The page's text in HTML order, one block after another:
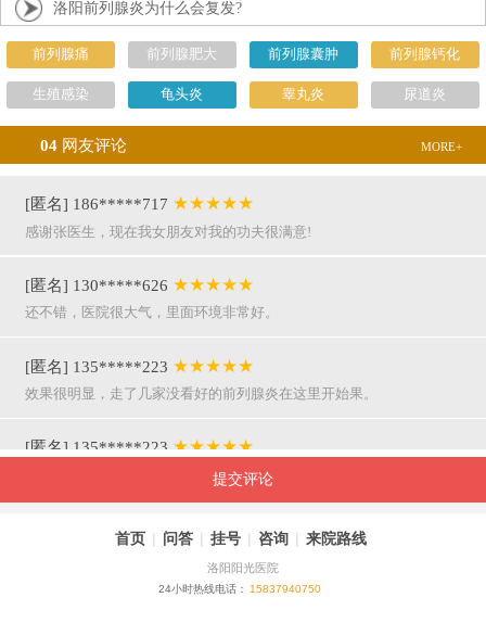
洛阳前列腺炎为什么会复发?
前列腺痛 前列腺肥大 前列腺囊肿 前列腺钙化
生殖感染 龟头炎 睾丸炎 尿道炎
04 网友评论 MORE+
[匿名] 186*****717 ★★★★★
感谢张医生，现在我女朋友对我的功夫很满意!
[匿名] 130*****626 ★★★★★
还不错，医院很大气，里面环境非常好。
[匿名] 135*****223 ★★★★★
效果很明显，走了几家没看好的前列腺炎在这里开始果。
[匿名] 135*****223 ★★★★★
呵呵，就是屌，你们医院护士穿着挺漂亮的。
[匿名] 155*****941★★★★★
提交评论
首页 | 问答 | 挂号 | 咨询 | 来院路线
洛阳阳光医院
24小时热线电话： 15837940750